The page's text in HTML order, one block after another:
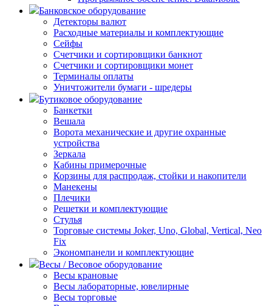
Банковское оборудование
Детекторы валют
Расходные материалы и комплектующие
Сейфы
Счетчики и сортировщики банкнот
Счетчики и сортировщики монет
Терминалы оплаты
Уничтожители бумаги - шредеры
Бутиковое оборудование
Банкетки
Вешала
Ворота механические и другие охранные
устройства
Зеркала
Кабины примерочные
Корзины для распродаж, стойки и накопители
Манекены
Плечики
Решетки и комплектующие
Стулья
Торговые системы Joker, Uno, Global, Vertical, Neo
Fix
Экономпанели и комплектующие
Весы / Весовое оборудование
Весы крановые
Весы лабораторные, ювелирные
Весы торговые